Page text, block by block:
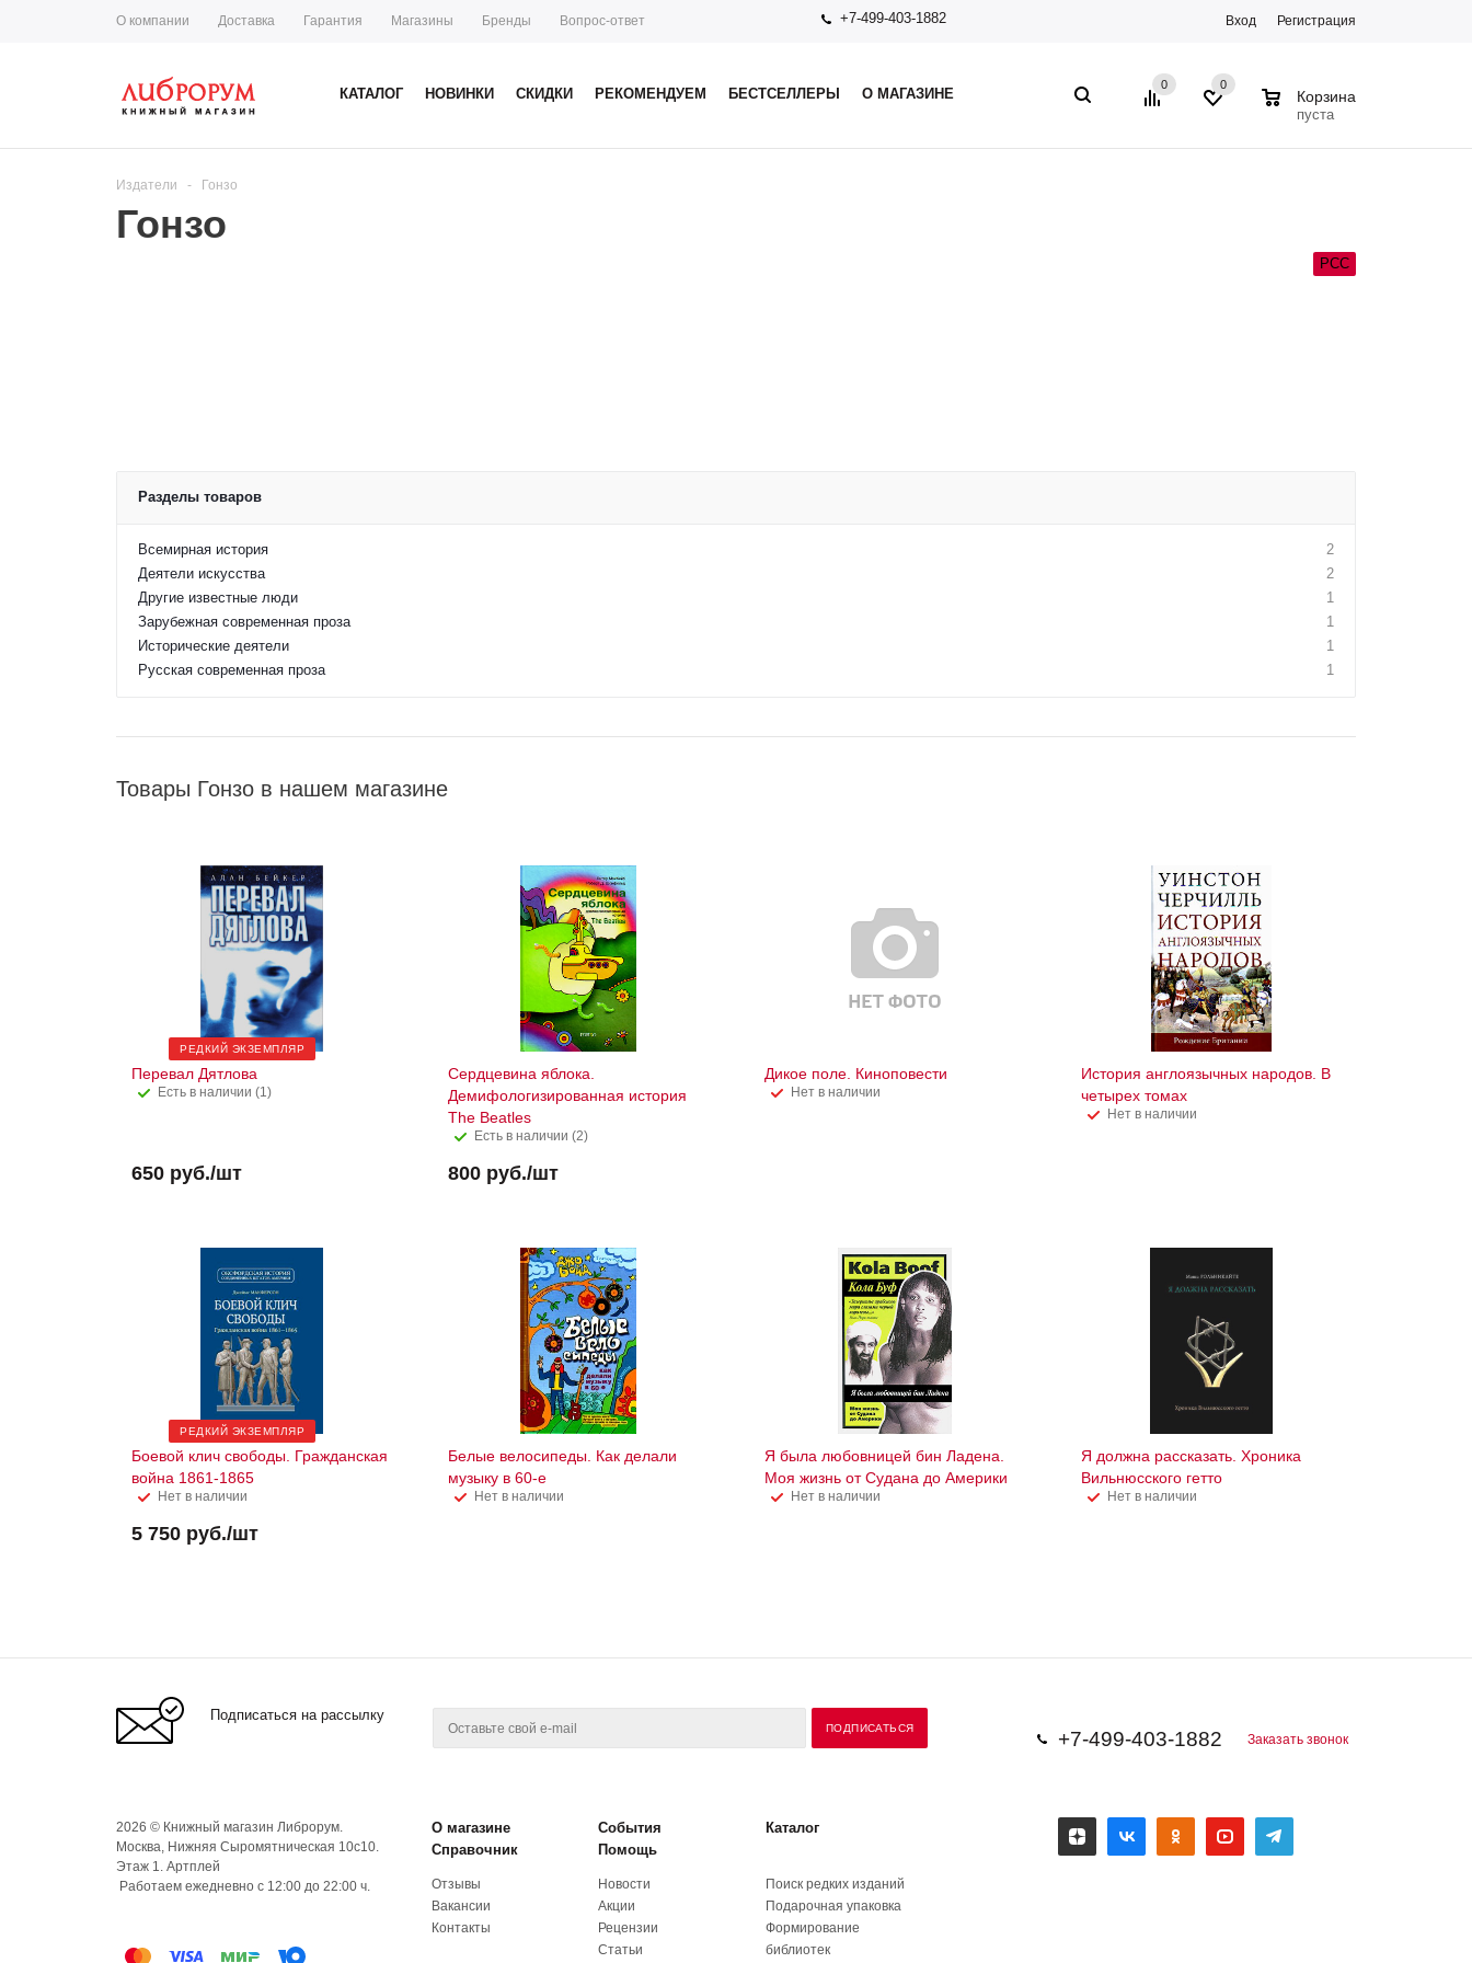
О компании Доставка Гарантия Магазины Бренды Вопрос-ответ +7-499-403-1882 Вход Регистрация
КАТАЛОГ НОВИНКИ СКИДКИ РЕКОМЕНДУЕМ БЕСТСЕЛЛЕРЫ О МАГАЗИНЕ
0 0
Корзина
пуста
Издатели - Гонзо
Гонзо
РСС
Разделы товаров
Всемирная история
2
Деятели искусства
2
Другие известные люди
1
Зарубежная современная проза
1
Исторические деятели
1
Русская современная проза
1
Товары Гонзо в нашем магазине
РЕДКИЙ ЭКЗЕМПЛЯР
Перевал Дятлова
Есть в наличии (1)
650 руб./шт
Сердцевина яблока.
Демифологизированная история
The Beatles
Есть в наличии (2)
800 руб./шт
Дикое поле. Киноповести
Нет в наличии
История англоязычных народов. В
четырех томах
Нет в наличии
РЕДКИЙ ЭКЗЕМПЛЯР
Боевой клич свободы. Гражданская
война 1861-1865
Нет в наличии
5 750 руб./шт
Белые велосипеды. Как делали
музыку в 60-е
Нет в наличии
Я была любовницей бин Ладена.
Моя жизнь от Судана до Америки
Нет в наличии
Я должна рассказать. Хроника
Вильнюсского гетто
Нет в наличии
Подписаться на рассылку
+7-499-403-1882 Заказать звонок
2026 © Книжный магазин Либрорум.
Москва, Нижняя Сыромятническая 10с10.
Этаж 1. Артплей
Работаем ежедневно с 12:00 до 22:00 ч.
О магазине События
Каталог
Справочник
Помощь
Отзывы
Вакансии
Контакты
Новости
Акции
Рецензии
Статьи
Поиск редких изданий
Подарочная упаковка
Формирование
библиотек